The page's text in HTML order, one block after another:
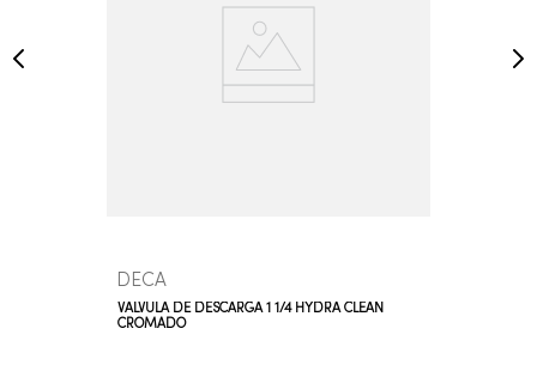
DECA
VÁLVULA DE DESCARGA 1 1/4 HYDRA CLEAN
CROMADO